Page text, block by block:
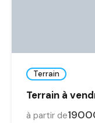
Terrain
Terrain à
à partir de